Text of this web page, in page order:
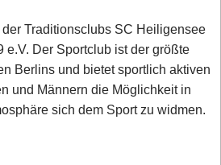
Traditionsclubs SC Heiligensee
e.V. Der Sportclub ist der größte
Berlins und bietet sportlich aktiven
und Männern die Möglichkeit in
sich dem Sport zu widmen.